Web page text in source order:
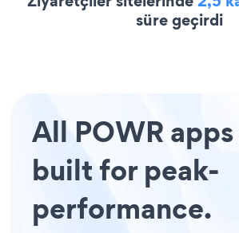
süre geçirdi
All POWR
built for peak-
performance.